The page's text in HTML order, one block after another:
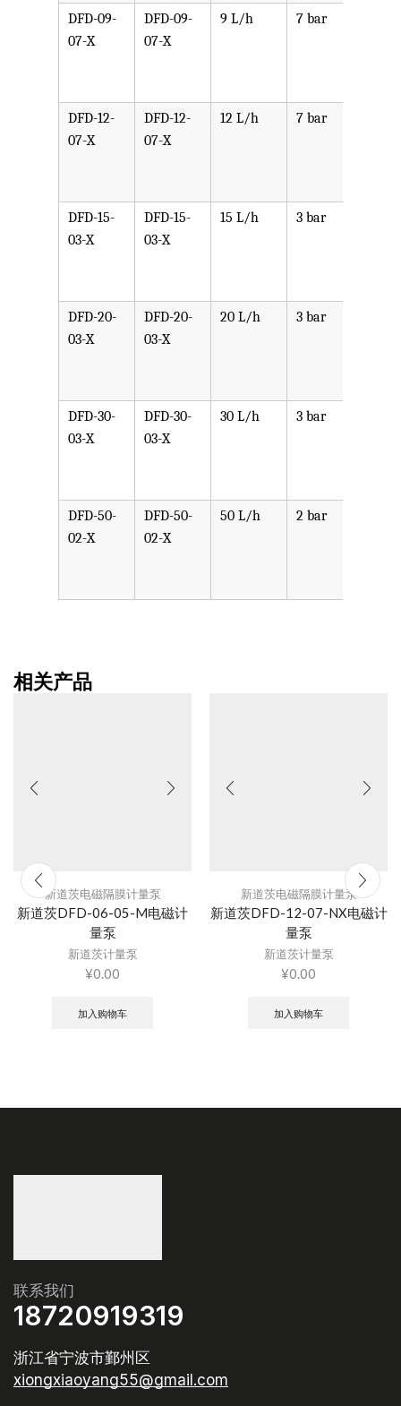
DFD-09-
07-X
DFD-09-
07-X
9 L/h 7 bar
DFD-12-
07-X
DFD-12-
07-X
12 L/h 7 bar
DFD-15-
03-X
DFD-15-
03-X
15 L/h 3 bar
DFD-20-
03-X
DFD-20-
03-X
20 L/h 3 bar
DFD-30-
03-X
DFD-30-
03-X
30 L/h 3 bar
DFD-50-
02-X
DFD-50-
02-X
50 L/h 2 bar
相关产品
新道茨电磁隔膜计量泵
新道茨DFD-06-05-M电磁计
量泵
新道茨计量泵
¥0.00
加入购物车
新道茨电磁隔膜计量泵
新道茨DFD-12-07-NX电磁计
量泵
新道茨计量泵
¥0.00
加入购物车
联系我们
18720919319
浙江省宁波市鄞州区
xiongxiaoyang55@gmail.com